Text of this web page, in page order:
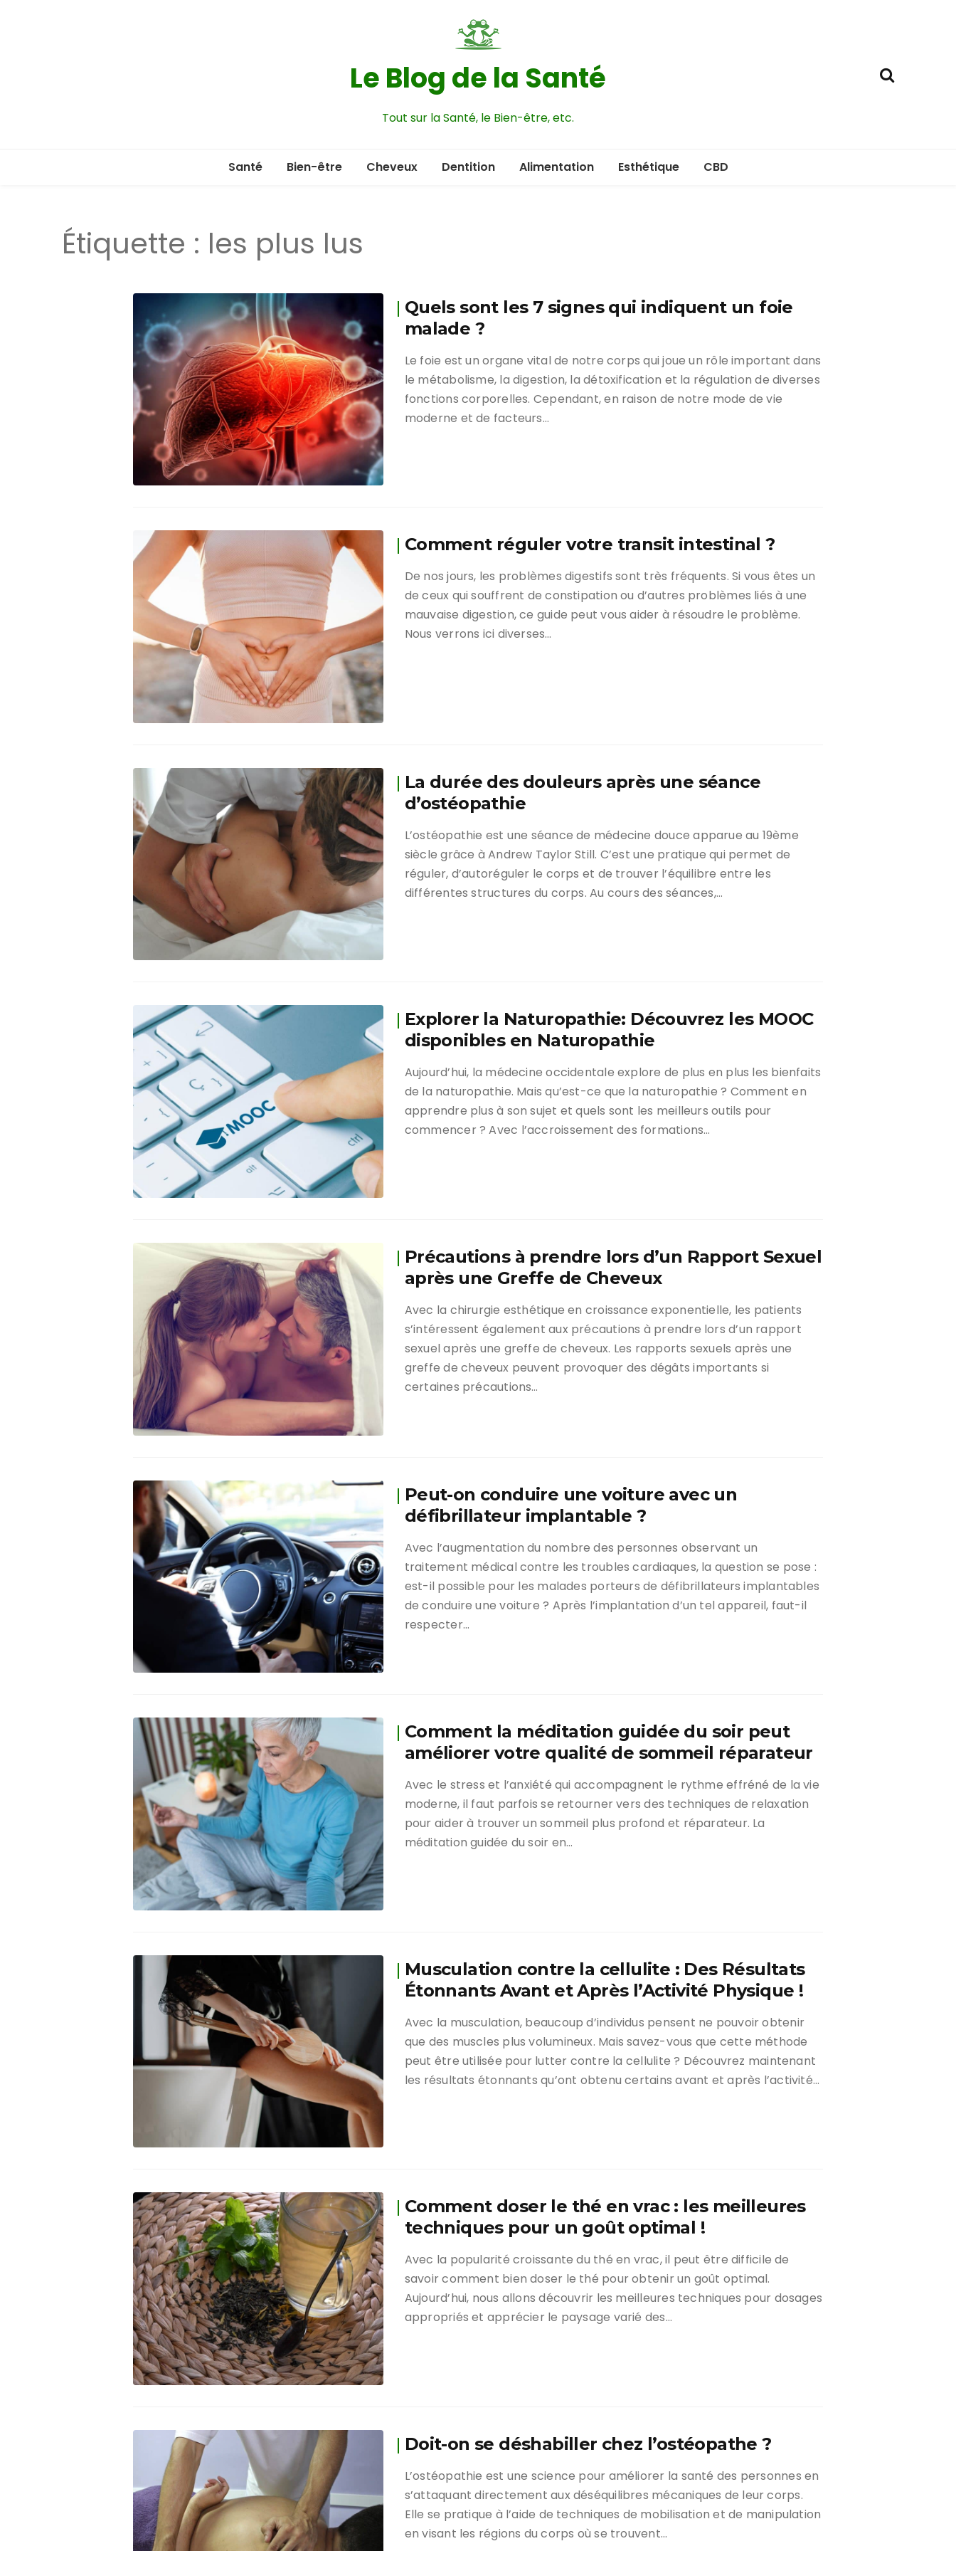
Le Blog de la Santé
Tout sur la Santé, le Bien-être, etc.
Santé Bien-être Cheveux Dentition Alimentation Esthétique CBD
Étiquette : les plus lus
Quels sont les 7 signes qui indiquent un foie
malade ?
Le foie est un organe vital de notre corps qui joue un rôle important dans
le métabolisme, la digestion, la détoxification et la régulation de diverses
fonctions corporelles. Cependant, en raison de notre mode de vie
moderne et de facteurs…
Comment réguler votre transit intestinal ?
De nos jours, les problèmes digestifs sont très fréquents. Si vous êtes un
de ceux qui souffrent de constipation ou d’autres problèmes liés à une
mauvaise digestion, ce guide peut vous aider à résoudre le problème.
Nous verrons ici diverses…
La durée des douleurs après une séance
d’ostéopathie
L’ostéopathie est une séance de médecine douce apparue au 19ème
siècle grâce à Andrew Taylor Still. C’est une pratique qui permet de
réguler, d’autoréguler le corps et de trouver l’équilibre entre les
différentes structures du corps. Au cours des séances,…
Explorer la Naturopathie: Découvrez les MOOC
disponibles en Naturopathie
Aujourd’hui, la médecine occidentale explore de plus en plus les bienfaits
de la naturopathie. Mais qu’est-ce que la naturopathie ? Comment en
apprendre plus à son sujet et quels sont les meilleurs outils pour
commencer ? Avec l’accroissement des formations…
Précautions à prendre lors d’un Rapport Sexuel
après une Greffe de Cheveux
Avec la chirurgie esthétique en croissance exponentielle, les patients
s’intéressent également aux précautions à prendre lors d’un rapport
sexuel après une greffe de cheveux. Les rapports sexuels après une
greffe de cheveux peuvent provoquer des dégâts importants si
certaines précautions…
Peut-on conduire une voiture avec un
défibrillateur implantable ?
Avec l’augmentation du nombre des personnes observant un
traitement médical contre les troubles cardiaques, la question se pose :
est-il possible pour les malades porteurs de défibrillateurs implantables
de conduire une voiture ? Après l’implantation d’un tel appareil, faut-il
respecter…
Comment la méditation guidée du soir peut
améliorer votre qualité de sommeil réparateur
Avec le stress et l’anxiété qui accompagnent le rythme effréné de la vie
moderne, il faut parfois se retourner vers des techniques de relaxation
pour aider à trouver un sommeil plus profond et réparateur. La
méditation guidée du soir en…
Musculation contre la cellulite : Des Résultats
Étonnants Avant et Après l’Activité Physique !
Avec la musculation, beaucoup d’individus pensent ne pouvoir obtenir
que des muscles plus volumineux. Mais savez-vous que cette méthode
peut être utilisée pour lutter contre la cellulite ? Découvrez maintenant
les résultats étonnants qu’ont obtenu certains avant et après l’activité…
Comment doser le thé en vrac : les meilleures
techniques pour un goût optimal !
Avec la popularité croissante du thé en vrac, il peut être difficile de
savoir comment bien doser le thé pour obtenir un goût optimal.
Aujourd’hui, nous allons découvrir les meilleures techniques pour dosages
appropriés et apprécier le paysage varié des…
Doit-on se déshabiller chez l’ostéopathe ?
L’ostéopathie est une science pour améliorer la santé des personnes en
s’attaquant directement aux déséquilibres mécaniques de leur corps.
Elle se pratique à l’aide de techniques de mobilisation et de manipulation
en visant les régions du corps où se trouvent…